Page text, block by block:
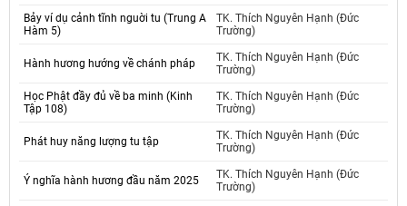
Bảy ví dụ cảnh tĩnh nguời tu (Trung A
Hàm 5)
TK. Thích Nguyên Hạnh (Đức
Trường)
Hành hương hướng về chánh pháp
TK. Thích Nguyên Hạnh (Đức
Trường)
Học Phật đầy đủ về ba minh (Kinh
Tập 108)
TK. Thích Nguyên Hạnh (Đức
Trường)
Phát huy năng lượng tu tập
TK. Thích Nguyên Hạnh (Đức
Trường)
Ý nghĩa hành hương đầu năm 2025
TK. Thích Nguyên Hạnh (Đức
Trường)